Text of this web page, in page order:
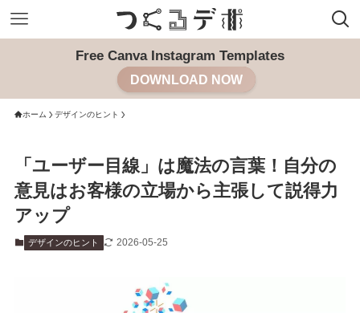
Free Canva Instagram Templates
DOWNLOAD NOW
ホーム デザインのヒント
「ユーザー目線」は魔法の言葉！自分の
意見はお客様の立場から主張して説得力
アップ
デザインのヒント 2026-05-25